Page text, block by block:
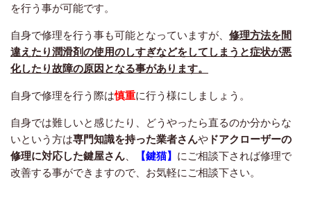
を行う事が可能です。
自身で修理を行う事も可能となっていますが、 修理方法を間
違えたり潤滑剤の使用のしすぎなどをしてしまうと症状が悪
化したり故障の原因となる事があります。
自身で修理を行う際は慎重に行う様にしましょう。
自身では難しいと感じたり、どうやったら直るのか分からな
いという方は専門知識を持った業者さんや ドアクローザーの
修理に対応した鍵屋さん
【鍵猫】 にご相談下されば修理で
改善する事ができますので、お気軽にご相談下さい。